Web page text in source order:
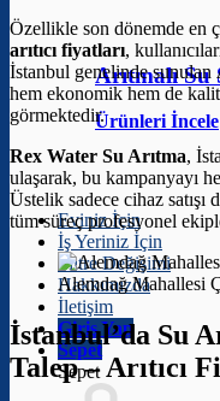
Arıtmalı Su
Ürünleri İncele
Eviniz İçin
İş Yeriniz İçin
Filtre Değişimi
Hakkımızda
İletişim
Giriş Yap
Sepet
Sepet
Özellikle son dönemde en
arıtıcı fiyatları,
İstanbul genelinde sunulan
hem ekonomik hem de
görmektedir.
Rex Water Su Arıtma,
ulaşarak, bu kampanyayı
Üstelik sadece cihaz
tüm süreç profesyonel
Alemdağ Mahallesi
İstanbul’da Su
Talep –Arıtıcı